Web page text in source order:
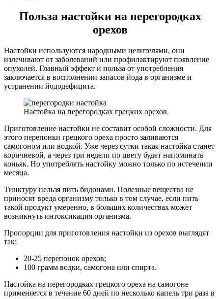
Польза настойки на перегородках
орехов
Настойки используются народными целителями, они
излечивают от заболеваний или профилактируют появление
опухолей. Главный эффект и польза от употребления
заключается в восполнении запасов йода в организме и
устранении йододефицита.
Настойка на перегородках грецких орехов
Приготовление настойки не составит особой сложности. Для
этого перепонки грецкого ореха просто заливаются
самогоном или водкой. Уже через сутки такая настойка станет
коричневой, а через три недели по цвету будет напоминать
коньяк. Но употреблять настойку можно только по истечении
месяца.
Тинктуру нельзя пить бидонами. Полезные вещества не
приносят вреда организму только в том случае, если пить
такой продукт умеренно, в больших количествах может
возникнуть интоксикация организма.
Пропорции для приготовления настойки из орехов выглядят
так:
20-25 перепонок орехов;
100 грамм водки, самогона или спирта.
Настойка на перегородках грецкого ореха на самогоне
применяется в течение 60 дней по несколько капель три раза в